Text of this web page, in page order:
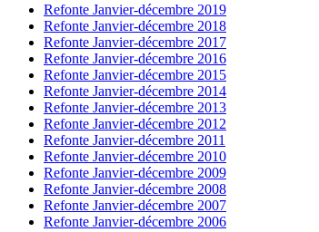
Refonte Janvier-décembre 2019
Refonte Janvier-décembre 2018
Refonte Janvier-décembre 2017
Refonte Janvier-décembre 2016
Refonte Janvier-décembre 2015
Refonte Janvier-décembre 2014
Refonte Janvier-décembre 2013
Refonte Janvier-décembre 2012
Refonte Janvier-décembre 2011
Refonte Janvier-décembre 2010
Refonte Janvier-décembre 2009
Refonte Janvier-décembre 2008
Refonte Janvier-décembre 2007
Refonte Janvier-décembre 2006